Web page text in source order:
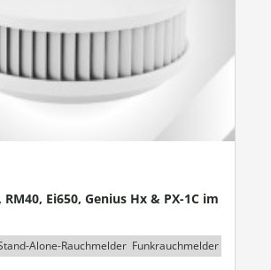
RM40, Ei650, Genius Hx & PX-1C im
Alone-Rauchmelder Funkrauchmelder